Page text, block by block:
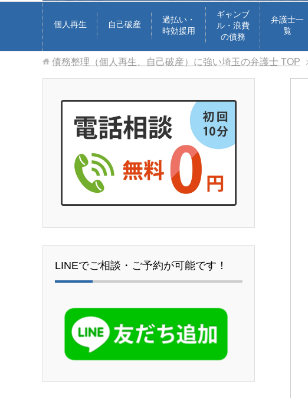
個人再生 自己破産
過払い・
時効援用
ギャンブ
ル・浪費
の債務
弁護士一
覧
債務整理（個人再生、自己破産）に強い埼玉の弁護士 TOP
LINEでご相談・ご予約が可能です！